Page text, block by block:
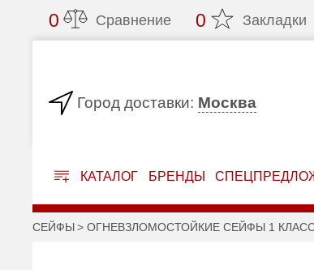
0 Сравнение 0 Закладки
Город доставки: Москва
КАТАЛОГ БРЕНДЫ
СЕЙФЫ ОГНЕВЗЛОМОСТОЙКИЕ СЕЙФЫ 1